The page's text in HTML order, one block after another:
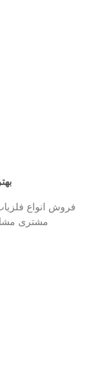
فروش انواع
مشتری مشاوره